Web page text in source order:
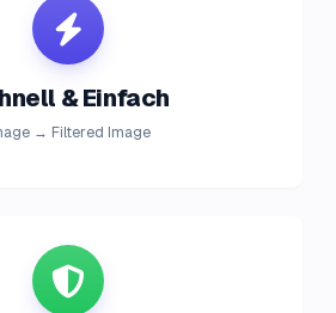
& Einfach
→ Filtered Image